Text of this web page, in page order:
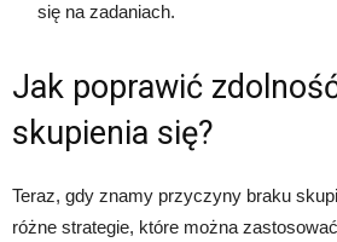
się na zadaniach.
Jak poprawić
skupienia się?
Teraz, gdy znamy przyczyny braku
różne strategie, które można